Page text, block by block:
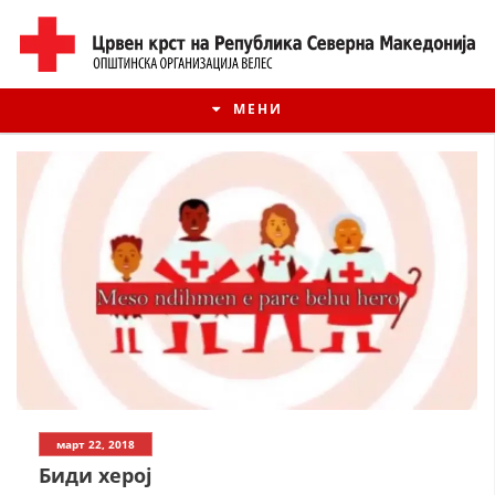
МЕНИ
ИСТОРИЈАТ НА ЦКРМ
март 22, 2018
Биди херој